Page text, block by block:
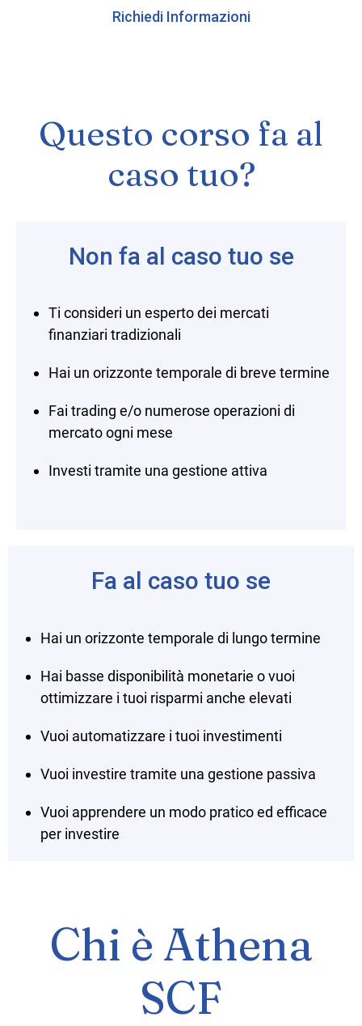
Richiedi Informazioni
Questo corso fa al
caso tuo?
Non fa al caso tuo se
Ti consideri un esperto dei mercati
finanziari tradizionali
Hai un orizzonte temporale di breve termine
Fai trading e/o numerose operazioni di
mercato ogni mese
Investi tramite una gestione attiva
Fa al caso tuo se
Hai un orizzonte temporale di lungo termine
Hai basse disponibilità monetarie o vuoi
ottimizzare i tuoi risparmi anche elevati
Vuoi automatizzare i tuoi investimenti
Vuoi investire tramite una gestione passiva
Vuoi apprendere un modo pratico ed efficace
per investire
Chi è Athena
SCF